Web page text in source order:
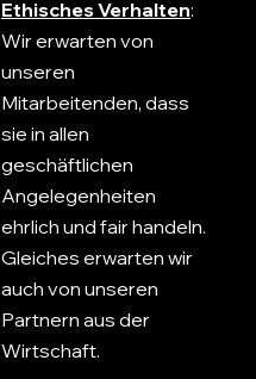
Ethisches Verhalten:
Wir erwarten von
unseren
Mitarbeitenden, dass
sie in allen
geschäftlichen
Angelegenheiten
ehrlich und fair handeln.
Gleiches erwarten wir
auch von unseren
Partnern aus der
Wirtschaft.